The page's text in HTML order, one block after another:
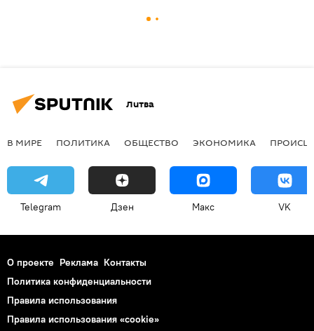
Литва
В МИРЕ ПОЛИТИКА ОБЩЕСТВО ЭКОНОМИКА
Telegram Дзен Макс VK
О проекте Реклама Контакты
Политика конфиденциальности
Правила использования
Правила использования «cookie»